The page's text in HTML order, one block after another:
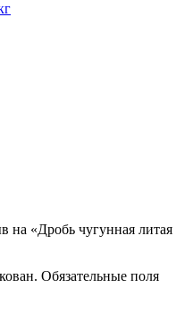
на «Дробь чугунная литая
Обязательные поля